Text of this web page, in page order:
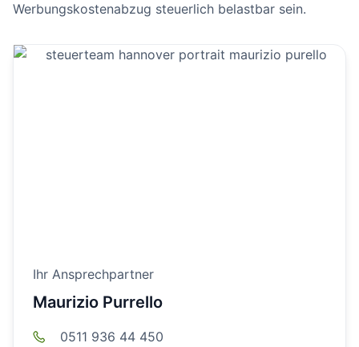
Werbungskostenabzug steuerlich belastbar sein.
Ihr Ansprechpartner
Maurizio Purrello
0511 936 44 450